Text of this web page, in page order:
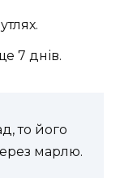
7 днів.
то його
марлю.